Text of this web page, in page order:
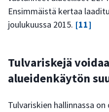
Ensimmäistä kertaa
joulukuussa 2015. [11]
Tulvariskejä
alueidenkäytön
Tulvariskien hallinnassa